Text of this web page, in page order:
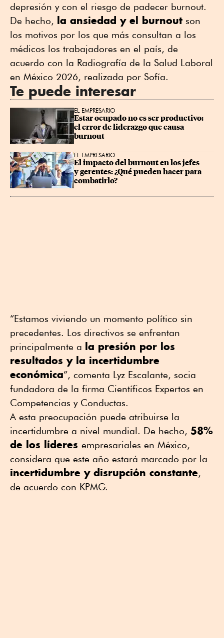
depresión y con el riesgo de padecer burnout.
De hecho, la ansiedad y el burnout son
los motivos por los que más consultan a los
médicos los trabajadores en el país, de
acuerdo con la Radiografía de la Salud Laboral
en México 2026, realizada por Sofía.
Te puede interesar
EL EMPRESARIO
Estar ocupado no es ser productivo:
el error de liderazgo que causa
burnout
EL EMPRESARIO
El impacto del burnout en los jefes
y gerentes: ¿Qué pueden hacer para
combatirlo?
“Estamos viviendo un momento político sin
precedentes. Los directivos se enfrentan
principalmente a la presión por los
resultados y la incertidumbre
económica”, comenta Lyz Escalante, socia
fundadora de la firma Científicos Expertos en
Competencias y Conductas.
A esta preocupación puede atribuirse la
incertidumbre a nivel mundial. De hecho, 58%
de los líderes empresariales en México,
considera que este año estará marcado por la
incertidumbre y disrupción constante,
de acuerdo con KPMG.